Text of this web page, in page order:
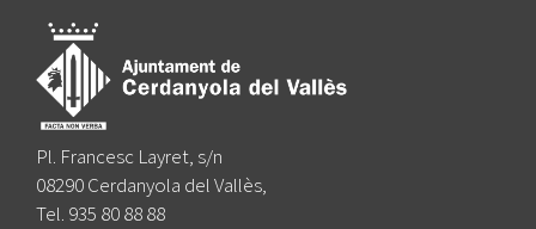
Pl. Francesc Layret, s/n
08290 Cerdanyola del Vallès,
Tel. 935 80 88 88